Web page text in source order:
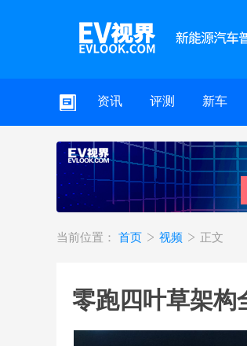
资讯 评测 新车
当前位置： 首页 视频 正文
零跑四叶草架构